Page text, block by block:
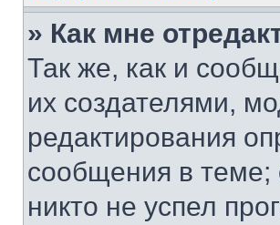
» Как мне
Так же, как и
их создателями,
редактирования
сообщения в теме;
никто не успел